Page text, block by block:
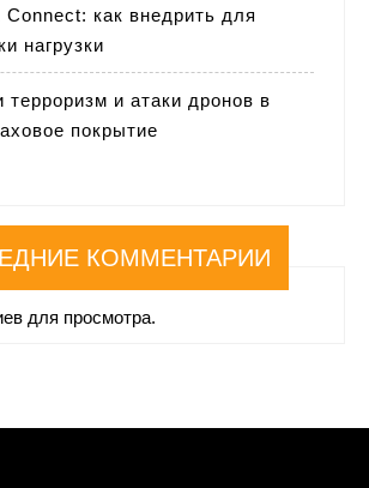
Connect: как внедрить для
нагрузки
терроризм и атаки дронов в
покрытие
КОММЕНТАРИИ
для просмотра.